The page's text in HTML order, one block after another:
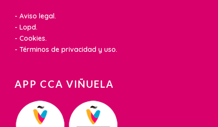
- Aviso legal.
- Lopd.
- Cookies.
- Términos de privacidad y uso.
APP CCA VIÑUELA